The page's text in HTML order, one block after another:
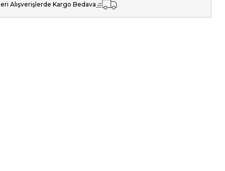
Alışverişlerde Kargo Bedava